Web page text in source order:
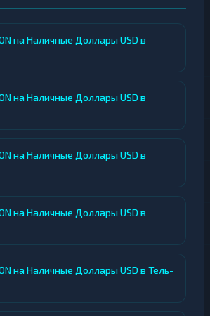
на Наличные Доллары USD в
на Наличные Доллары USD в
на Наличные Доллары USD в
на Наличные Доллары USD в
на Наличные Доллары USD в Тель-